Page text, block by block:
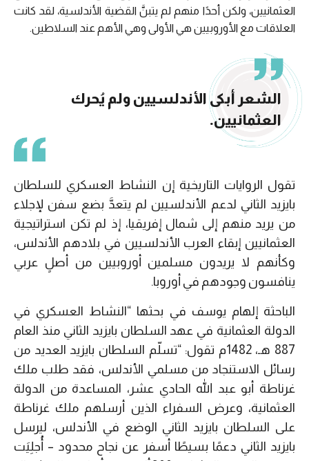
العثمانيين، ولكن أحدًا منهم لم يتبنَّ القضية الأندلسية، لقد كانت
العلاقات مع الأوروبيين هي الأولى وهي الأهم عند السلاطين.
الشعر أبكى الأندلسيين ولم يُحرك
العثمانيين.
تقول الروايات التاريخية إن النشاط العسكري للسلطان
بايزيد الثاني لدعم الأندلسيين لم يتعدَّ بضع سفن لإجلاء
من يريد منهم إلى شمال إفريقيا، إذ لم تكن استراتيجية
العثمانيين إبقاء العرب الأندلسيين في بلادهم الأندلس،
وكأنهم لا يريدون مسلمين أوروبيين من أصلٍ عربي
ينافسون وجودهم في أوروبا.
الباحثة إلهام يوسف في بحثها “النشاط العسكري في
الدولة العثمانية في عهد السلطان بايزيد الثاني منذ العام
887 هـ، 1482م تقول: “تسلّم السلطان بايزيد العديد من
رسائل الاستنجاد من مسلمي الأندلس، فقد طلب ملك
غرناطة أبو عبد الله الحادي عشر، المساعدة من الدولة
العثمانية، وعرض السفراء الذين أرسلهم ملك غرناطة
على السلطان بايزيد الثاني الوضع في الأندلس، ليرسل
بايزيد الثاني دعمًا بسيطًا أسفر عن نجاح محدود – أُجلِيَت